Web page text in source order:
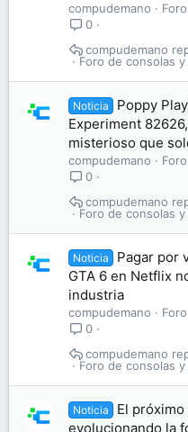
compudemano
0
Foro de consolas
compudemano
Noticia
Poppy
Experiment
misterioso que
compudemano
0
Foro de consolas
compudemano
Noticia
Pagar por
GTA 6 en Netflix
industria
compudemano
0
Foro de consolas
compudemano
Noticia
El
evolucionando la